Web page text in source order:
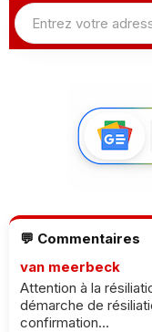
💬 Commentaires
van meerbeck
Attention à la
démarche de
confirmation...